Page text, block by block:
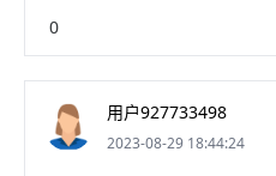
续费了逗扮含，但是自己推广
和精力。更多关于现在做外贸
https://m.abcgonglue.com/
zd查看更多内容
0
用户927733498
2023-08-29 18:44:24